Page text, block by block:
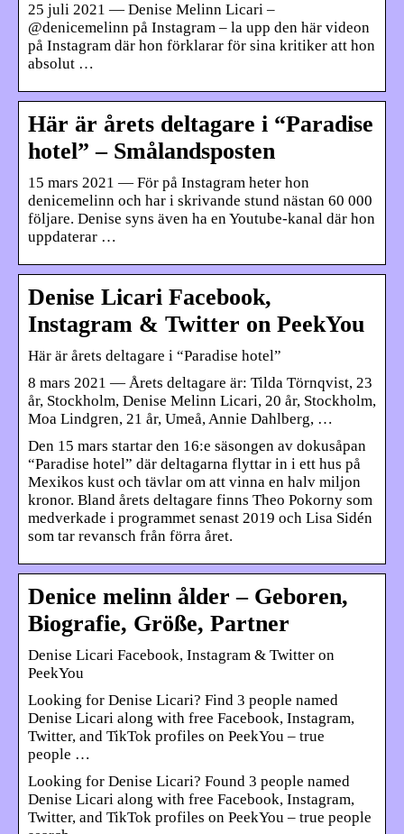
25 juli 2021 — Denise Melinn Licari –
@denicemelinn på Instagram – la upp den här videon
på Instagram där hon förklarar för sina kritiker att hon
absolut …
Här är årets deltagare i “Paradise
hotel” – Smålandsposten
15 mars 2021 — För på Instagram heter hon
denicemelinn och har i skrivande stund nästan 60 000
följare. Denise syns även ha en Youtube-kanal där hon
uppdaterar …
Denise Licari Facebook,
Instagram & Twitter on PeekYou
Här är årets deltagare i “Paradise hotel”
8 mars 2021 — Årets deltagare är: Tilda Törnqvist, 23
år, Stockholm, Denise Melinn Licari, 20 år, Stockholm,
Moa Lindgren, 21 år, Umeå, Annie Dahlberg, …
Den 15 mars startar den 16:e säsongen av dokusåpan
“Paradise hotel” där deltagarna flyttar in i ett hus på
Mexikos kust och tävlar om att vinna en halv miljon
kronor. Bland årets deltagare finns Theo Pokorny som
medverkade i programmet senast 2019 och Lisa Sidén
som tar revansch från förra året.
Denice melinn ålder – Geboren,
Biografie, Größe, Partner
Denise Licari Facebook, Instagram & Twitter on
PeekYou
Looking for Denise Licari? Find 3 people named
Denise Licari along with free Facebook, Instagram,
Twitter, and TikTok profiles on PeekYou – true
people …
Looking for Denise Licari? Found 3 people named
Denise Licari along with free Facebook, Instagram,
Twitter, and TikTok profiles on PeekYou – true people